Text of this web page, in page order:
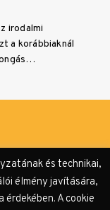
irodalmi
a korábbiaknál
és technikai,
élmény javítására,
A cookie